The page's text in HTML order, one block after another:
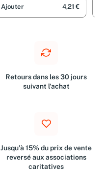
Ajouter 4,21 €
Retours dans les 30 jours
suivant l'achat
Jusqu'à 15% du prix de vente
reversé aux associations
caritatives